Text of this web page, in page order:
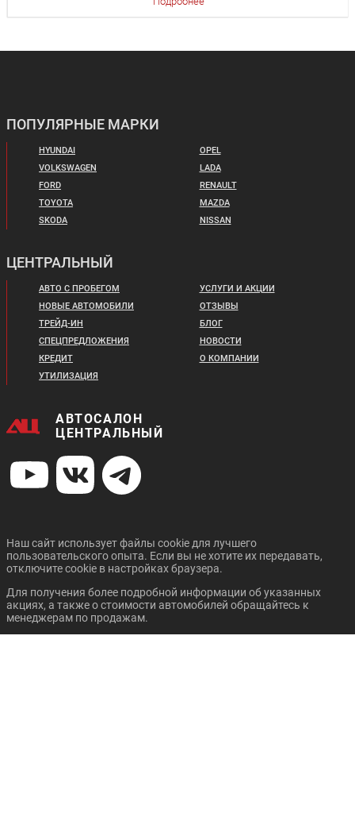
ПОПУЛЯРНЫЕ МАРКИ
HYUNDAI
VOLKSWAGEN
FORD
TOYOTA
SKODA
OPEL
LADA
RENAULT
MAZDA
NISSAN
ЦЕНТРАЛЬНЫЙ
АВТО С ПРОБЕГОМ
НОВЫЕ АВТОМОБИЛИ
ТРЕЙД-ИН
СПЕЦПРЕДЛОЖЕНИЯ
КРЕДИТ
УТИЛИЗАЦИЯ
УСЛУГИ И АКЦИИ
ОТЗЫВЫ
БЛОГ
НОВОСТИ
О КОМПАНИИ
АВТОСАЛОН
ЦЕНТРАЛЬНЫЙ
Наш сайт использует файлы cookie для лучшего
пользовательского опыта. Если вы не хотите их передавать,
отключите cookie в настройках браузера.
Для получения более подробной информации об указанных
акциях, а также о стоимости автомобилей обращайтесь к
менеджерам по продажам.